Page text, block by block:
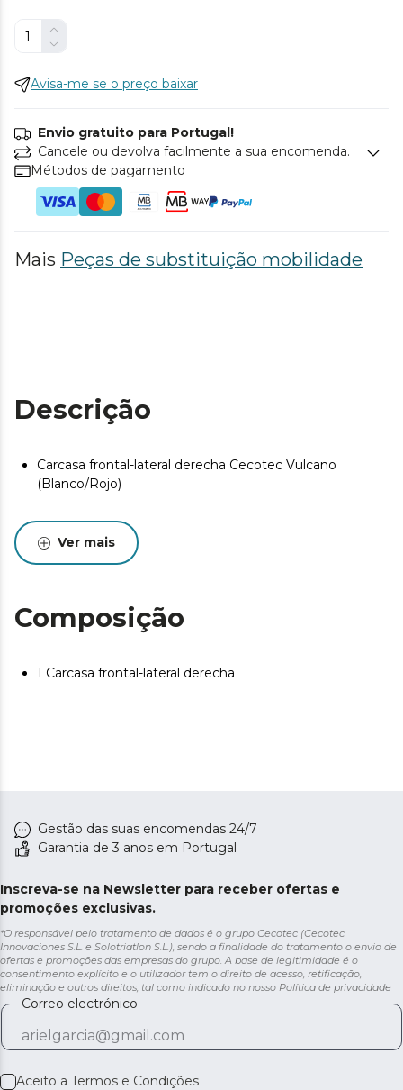
Avisa-me se o preço baixar
Envio gratuito para Portugal!
Cancele ou devolva facilmente a sua encomenda.
Métodos de pagamento
Mais Peças de substituição mobilidade
Descrição
Carcasa frontal-lateral derecha Cecotec Vulcano
(Blanco/Rojo)
Ver mais
Composição
1 Carcasa frontal-lateral derecha
Gestão das suas encomendas 24/7
Garantia de 3 anos em Portugal
Inscreva-se na Newsletter para receber ofertas e
promoções exclusivas.
*O responsável pelo tratamento de dados é o grupo Cecotec (Cecotec
Innovaciones S.L. e Solotriatlon S.L.), sendo a finalidade do tratamento o envio de
ofertas e promoções das empresas do grupo. A base de legitimidade é o
consentimento explícito e o utilizador tem o direito de acesso, retificação,
eliminação e outros direitos, tal como indicado no nosso Política de privacidade
Correo electrónico
Aceito a Termos e Condições